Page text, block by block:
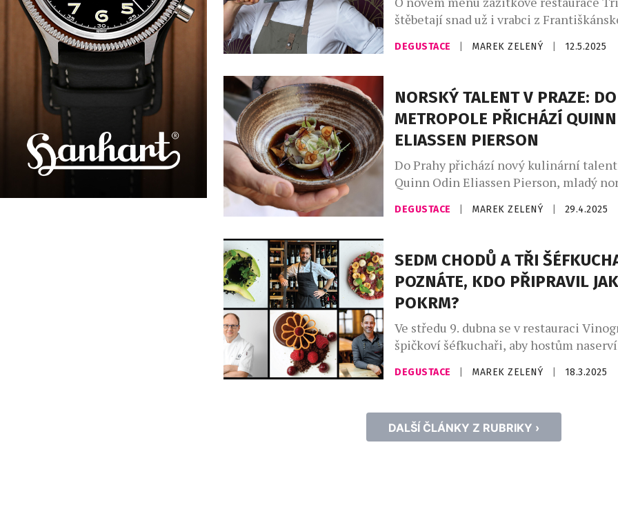
štěbetají snad už i vrabci z Františkánské
Dokonale vyladěné pokrmy z dílny
šéfkuchaře Tomáše Kohúta překvapují
také použitím mnoha neznámých či
surovin. Proto nás zajímalo, co ho při
inspirovalo a jak složité bylo přetavit […]
DEGUSTACE MAREK ZELENÝ 12.5.2025
NORSKÝ TALENT V PRAZE: DO
METROPOLE PŘICHÁZÍ QUINN
ELIASSEN PIERSON
Do Prahy přichází nový kulinární talent
Quinn Odin Eliassen Pierson, mladý
se zkušenostmi z fine dining restaurací
Arakataka v Oslu, se přechodně usazuje
moderní pohled na severskou kuchyni.
ze severu, mladý norský kuchař Quinn
Pierson […]
DEGUSTACE MAREK ZELENÝ 29.4.2025
SEDM CHODŮ A TŘI
POZNÁTE, KDO PŘIPRAVIL
POKRM?
Ve středu 9. dubna se v restauraci
špičkoví šéfkuchaři, aby hostům
unikátní degustační menu Šest rukou.
šéfkuchař Vinografu Radek David a
Fichtnera, šéfkuchaře restaurace
Trezor Špork. Křupavý košíček s lososem
DEGUSTACE MAREK ZELENÝ 18.3.2025
DALŠÍ ČLÁNKY Z RUBRIKY ›